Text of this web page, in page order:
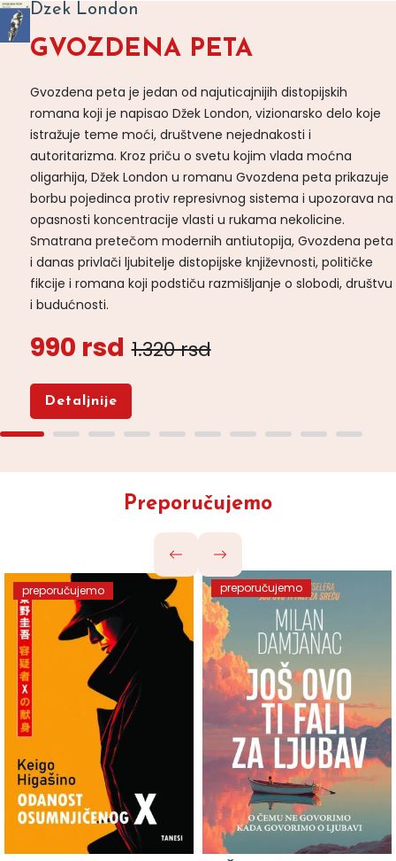
Dzek London
GVOZDENA PETA
Gvozdena peta je jedan od najuticajnijih distopijskih
romana koji je napisao Džek London, vizionarsko delo koje
istražuje teme moći, društvene nejednakosti i
autoritarizma. Kroz priču o svetu kojim vlada moćna
oligarhija, Džek London u romanu Gvozdena peta prikazuje
borbu pojedinca protiv represivnog sistema i upozorava na
opasnosti koncentracije vlasti u rukama nekolicine.
Smatrana pretečom modernih antiutopija, Gvozdena peta
i danas privlači ljubitelje distopijske književnosti, političke
fikcije i romana koji podstiču razmišljanje o slobodi, društvu
i budućnosti.
990 rsd 1.320 rsd
Detaljnije
Preporučujemo
preporučujemo preporučujemo